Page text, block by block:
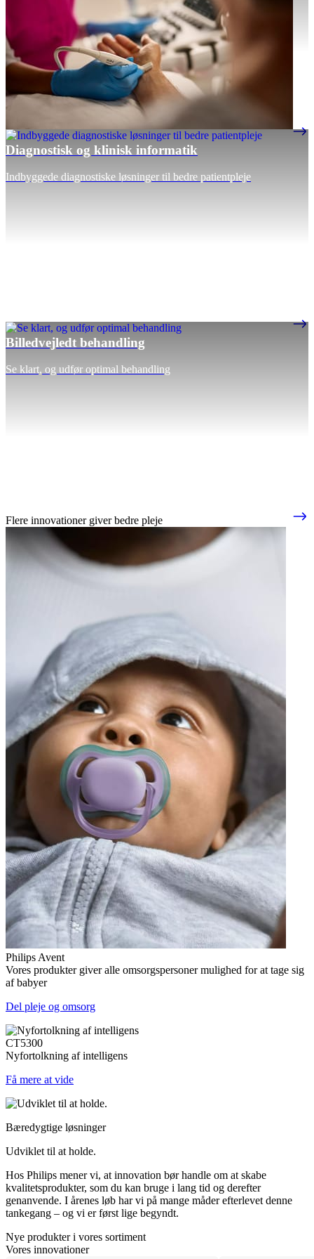
Diagnostisk og klinisk informatik
Indbyggede diagnostiske løsninger til bedre patientpleje
Billedvejledt behandling
Se klart, og udfør optimal behandling
Flere innovationer giver bedre pleje
Philips Avent
Vores produkter giver alle omsorgspersoner mulighed for at tage sig
af babyer
Del pleje og omsorg
CT5300
Nyfortolkning af intelligens
Få mere at vide
Bæredygtige løsninger
Udviklet til at holde.
Hos Philips mener vi, at innovation bør handle om at skabe
kvalitetsprodukter, som du kan bruge i lang tid og derefter
genanvende. I årenes løb har vi på mange måder efterlevet denne
tankegang – og vi er først lige begyndt.
Nye produkter i vores sortiment
Vores innovationer